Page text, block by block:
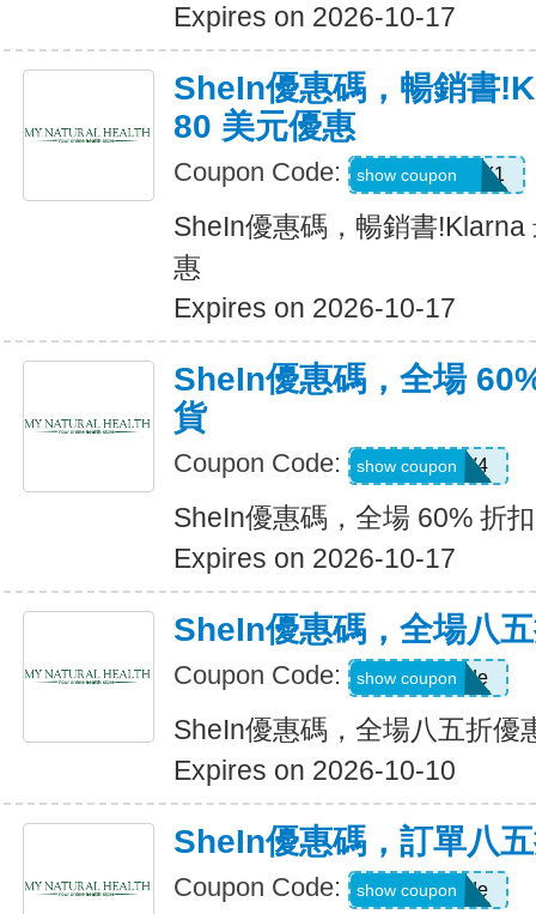
Expires on 2026-10-17
SheIn優惠碼，暢銷書
80 美元優惠
Coupon Code: KLARNAJULY1
show coupon
SheIn優惠碼，暢銷書
惠
Expires on 2026-10-17
SheIn優惠碼，全場
貨
Coupon Code: LS8V4
show coupon
SheIn優惠碼，全場 60% 折
Expires on 2026-10-17
SheIn優惠碼，全場八
Coupon Code: Show Code
show coupon
SheIn優惠碼，全場八五折優
Expires on 2026-10-10
SheIn優惠碼，訂單八
Coupon Code: Show Code
show coupon